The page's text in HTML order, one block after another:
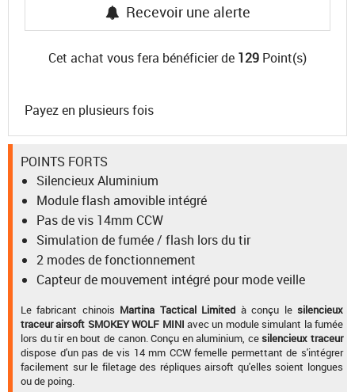
Recevoir une alerte
Cet achat vous fera bénéficier de 129 Point(s)
Payez en plusieurs fois
POINTS FORTS
Silencieux Aluminium
Module flash amovible intégré
Pas de vis 14mm CCW
Simulation de fumée / flash lors du tir
2 modes de fonctionnement
Capteur de mouvement intégré pour mode veille
Le fabricant chinois Martina Tactical Limited à conçu le silencieux
traceur airsoft SMOKEY WOLF MINI avec un module simulant la fumée
lors du tir en bout de canon. Conçu en aluminium, ce silencieux traceur
dispose d'un pas de vis 14 mm CCW femelle permettant de s'intégrer
facilement sur le filetage des répliques airsoft qu'elles soient longues
ou de poing.